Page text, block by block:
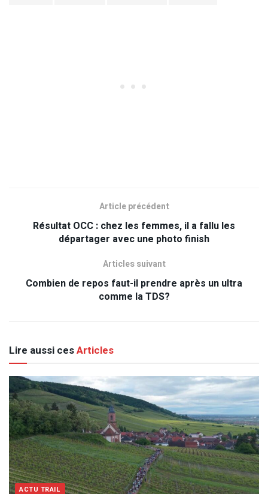
Article précédent
Résultat OCC : chez les femmes, il a fallu les
départager avec une photo finish
Articles suivant
Combien de repos faut-il prendre après un ultra
comme la TDS?
Lire aussi cesArticles
ACTU TRAIL